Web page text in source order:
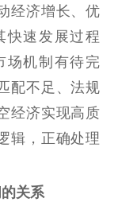
信息公开指南
规
研究阐释
经济增长、优
快速发展过程
场机制有待完
配不足、法规
经济实现高质
辑，正确处理
关系